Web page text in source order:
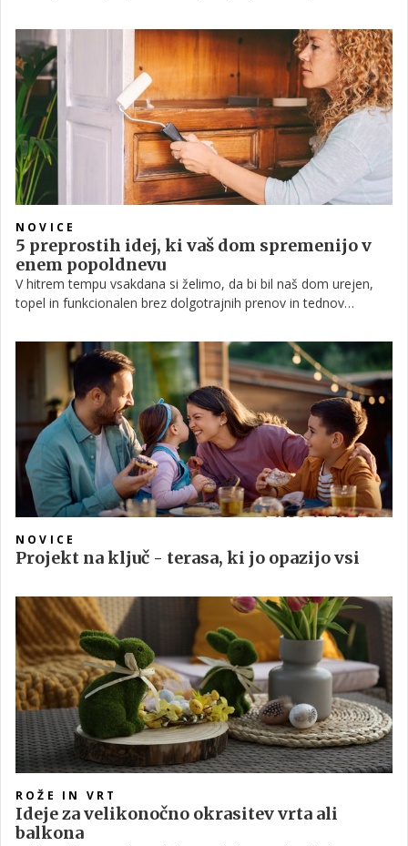
vprašanje ni, kateri avto je najcenejši, ampak kateri ponuja
najboljše razmerje med ceno, stanjem in tveganjem.V
nadaljevanju je predstavljen sistematičen pristop, ki ga lahko
strokovna javnost uporablja pri analizi vsakega oglasa.
NOVICE
5 preprostih idej, ki vaš dom spremenijo v
enem popoldnevu
V hitrem tempu vsakdana si želimo, da bi bil naš dom urejen,
topel in funkcionalen brez dolgotrajnih prenov in tednov
veliko časa, ne visokih stroškov. Z nekaj premišljenimi potezami
lahko že v enem samem popoldnevu ustvarimo prijetnejši dom.
NOVICE
Projekt na ključ - terasa, ki jo opazijo vsi
ROŽE IN VRT
Ideje za velikonočno okrasitev vrta ali
balkona